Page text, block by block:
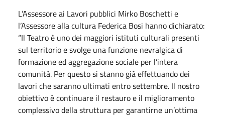
L’Assessore ai Lavori pubblici Mirko Boschetti e
l’Assessore alla cultura Federica Bosi hanno dichiarato:
“Il Teatro è uno dei maggiori istituti culturali presenti
sul territorio e svolge una funzione nevralgica di
formazione ed aggregazione sociale per l’intera
comunità. Per questo si stanno già effettuando dei
lavori che saranno ultimati entro settembre. Il nostro
obiettivo è continuare il restauro e il miglioramento
complessivo della struttura per garantirne un’ottima